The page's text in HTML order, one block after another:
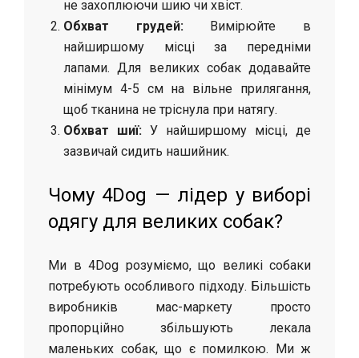
не захоплюючи шию чи хвіст.
Обхват грудей:Вимірюйте в
найширшому місці за передніми
лапами. Для великих собак додавайте
мінімум 4-5 см на вільне прилягання,
щоб тканина не тріснула при натягу.
Обхват шиї: У найширшому місці, де
зазвичай сидить нашийник.
Чому 4Dog — лідер у виборі
одягу для великих собак?
Ми в 4Dog розуміємо, що великі собаки
потребують особливого підходу. Більшість
виробників мас-маркету просто
пропорційно збільшують лекала
маленьких собак, що є помилкою. Ми ж